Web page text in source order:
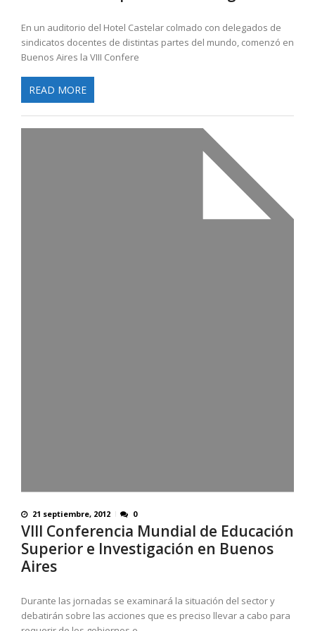
En un auditorio del Hotel Castelar colmado con delegados de
sindicatos docentes de distintas partes del mundo, comenzó en
Buenos Aires la VIII Confere
READ MORE
21 septiembre, 2012 0
VIII Conferencia Mundial de Educación
Superior e Investigación en Buenos
Aires
Durante las jornadas se examinará la situación del sector y
debatirán sobre las acciones que es preciso llevar a cabo para